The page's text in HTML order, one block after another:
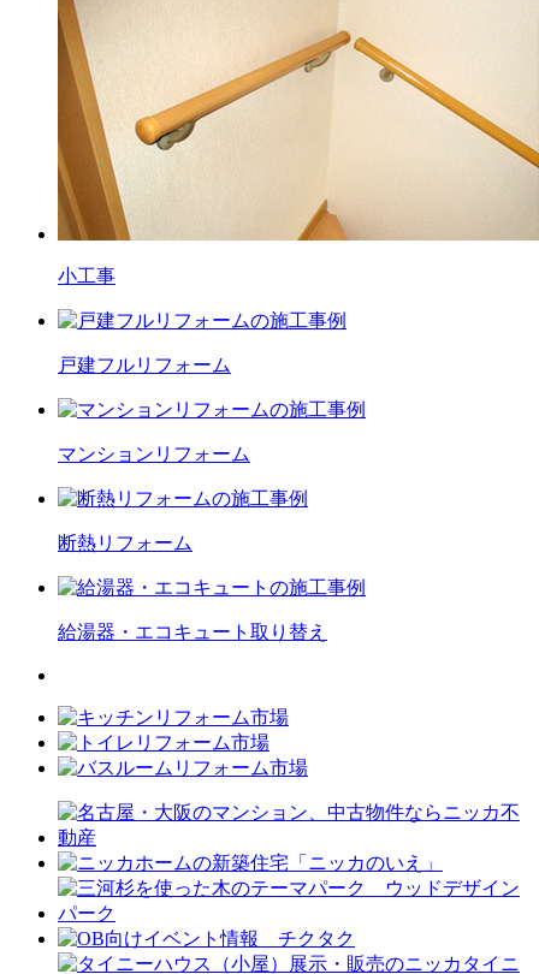
小工事
戸建フルリフォーム
マンション リフォーム
断熱リフォーム
給湯器・エコキュート 取り替え